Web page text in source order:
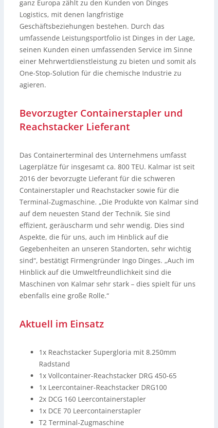
ganz Europa zählt zu den Kunden von Dinges
Logistics, mit denen langfristige
Geschäftsbeziehungen bestehen. Durch das
umfassende Leistungsportfolio ist Dinges in der Lage,
seinen Kunden einen umfassenden Service im Sinne
einer Mehrwertdienstleistung zu bieten und somit als
One-Stop-Solution für die chemische Industrie zu
agieren.
Bevorzugter Containerstapler und
Reachstacker Lieferant
Das Containerterminal des Unternehmens umfasst
Lagerplätze für insgesamt ca. 800 TEU. Kalmar ist seit
2016 der bevorzugte Lieferant für die schweren
Containerstapler und Reachstacker sowie für die
Terminal-Zugmaschine. „Die Produkte von Kalmar sind
auf dem neuesten Stand der Technik. Sie sind
effizient, geräuscharm und sehr wendig. Dies sind
Aspekte, die für uns, auch im Hinblick auf die
Gegebenheiten an unseren Standorten, sehr wichtig
sind“, bestätigt Firmengründer Ingo Dinges. „Auch im
Hinblick auf die Umweltfreundlichkeit sind die
Maschinen von Kalmar sehr stark – dies spielt für uns
ebenfalls eine große Rolle.“
Aktuell im Einsatz
1x Reachstacker Supergloria mit 8.250mm
Radstand
1x Vollcontainer-Reachstacker DRG 450-65
1x Leercontainer-Reachstacker DRG100
2x DCG 160 Leercontainerstapler
1x DCE 70 Leercontainerstapler
T2 Terminal-Zugmaschine